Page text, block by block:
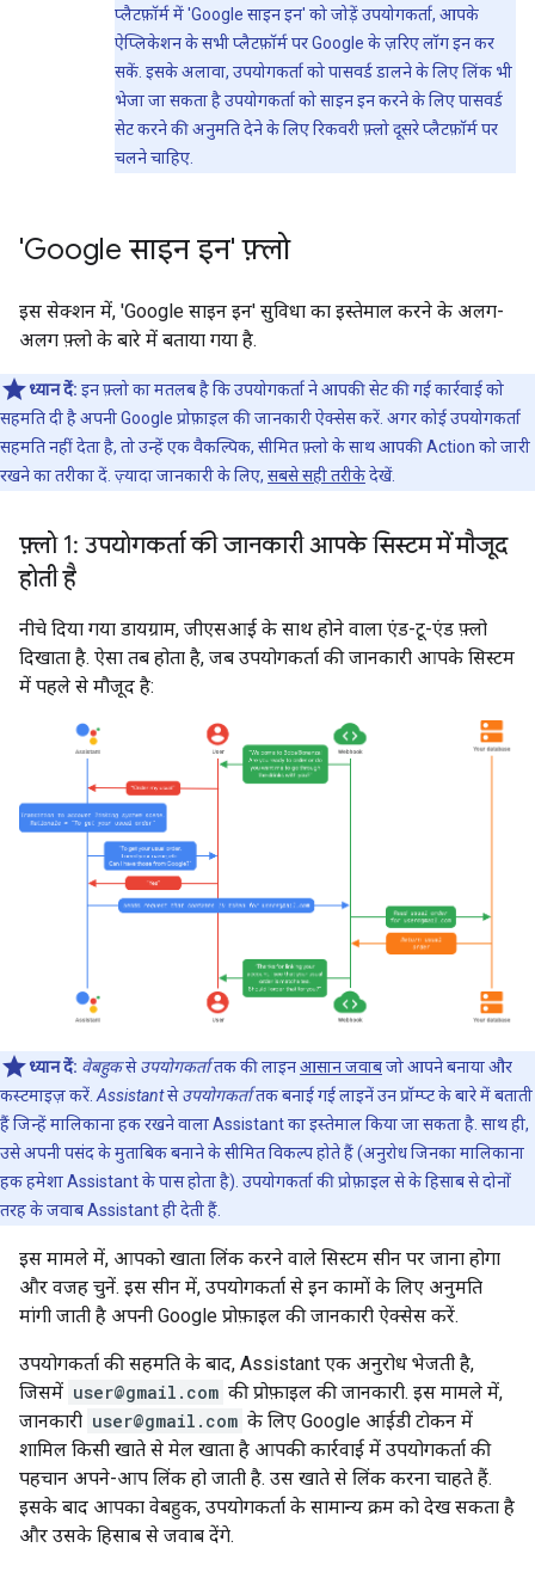
प्लैटफ़ॉर्म में 'Google साइन इन' को जोड़ें उपयोगकर्ता, आपके
ऐप्लिकेशन के सभी प्लैटफ़ॉर्म पर Google के ज़रिए लॉग इन कर
सकें. इसके अलावा, उपयोगकर्ता को पासवर्ड डालने के लिए लिंक भी
भेजा जा सकता है उपयोगकर्ता को साइन इन करने के लिए पासवर्ड
सेट करने की अनुमति देने के लिए रिकवरी फ़्लो दूसरे प्लैटफ़ॉर्म पर
चलने चाहिए.
'Google साइन इन' फ़्लो
इस सेक्शन में, 'Google साइन इन' सुविधा का इस्तेमाल करने के अलग-
अलग फ़्लो के बारे में बताया गया है.
ध्यान दें: इन फ़्लो का मतलब है कि उपयोगकर्ता ने आपकी सेट की गई कार्रवाई को
सहमति दी है अपनी Google प्रोफ़ाइल की जानकारी ऐक्सेस करें. अगर कोई उपयोगकर्ता
सहमति नहीं देता है, तो उन्हें एक वैकल्पिक, सीमित फ़्लो के साथ आपकी Action को जारी
रखने का तरीका दें. ज़्यादा जानकारी के लिए, सबसे सही तरीकेदेखें.
फ़्लो 1: उपयोगकर्ता की जानकारी आपके सिस्टम में मौजूद
होती है
नीचे दिया गया डायग्राम, जीएसआई के साथ होने वाला एंड-टू-एंड फ़्लो
दिखाता है. ऐसा तब होता है, जब उपयोगकर्ता की जानकारी आपके सिस्टम
में पहले से मौजूद है:
ध्यान दें: वेबहुकसेउपयोगकर्तातक की लाइनआसान जवाबजो आपने बनाया और
कस्टमाइज़ करें. Assistantसेउपयोगकर्तातक बनाई गई लाइनें उन प्रॉम्प्ट के बारे में बताती
हैं जिन्हें मालिकाना हक रखने वाला Assistant का इस्तेमाल किया जा सकता है. साथ ही,
उसे अपनी पसंद के मुताबिक बनाने के सीमित विकल्प होते हैं (अनुरोध जिनका मालिकाना
हक हमेशा Assistant के पास होता है). उपयोगकर्ता की प्रोफ़ाइल से के हिसाब से दोनों
तरह के जवाब Assistant ही देती हैं.
इस मामले में, आपको खाता लिंक करने वाले सिस्टम सीन पर जाना होगा
और वजह चुनें. इस सीन में, उपयोगकर्ता से इन कामों के लिए अनुमति
मांगी जाती है अपनी Google प्रोफ़ाइल की जानकारी ऐक्सेस करें.
उपयोगकर्ता की सहमति के बाद, Assistant एक अनुरोध भेजती है,
जिसमें user@gmail.com की प्रोफ़ाइल की जानकारी. इस मामले में,
जानकारी user@gmail.com के लिए Google आईडी टोकन में
शामिल किसी खाते से मेल खाता है आपकी कार्रवाई में उपयोगकर्ता की
पहचान अपने-आप लिंक हो जाती है. उस खाते से लिंक करना चाहते हैं.
इसके बाद आपका वेबहुक, उपयोगकर्ता के सामान्य क्रम को देख सकता है
और उसके हिसाब से जवाब देंगे.